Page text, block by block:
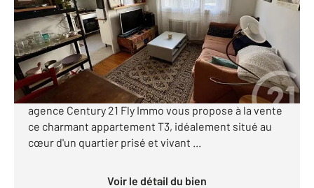
Appartement F3 à vendre
170 000 €
TOULOUSE SAINT-CYPRIEN À deux pas du métro,
des commodités et de la place du Ravelin, votre
agence Century 21 Fly Immo vous propose à la vente
ce charmant appartement T3, idéalement situé au
cœur d'un quartier prisé et vivant ...
Voir le détail du bien